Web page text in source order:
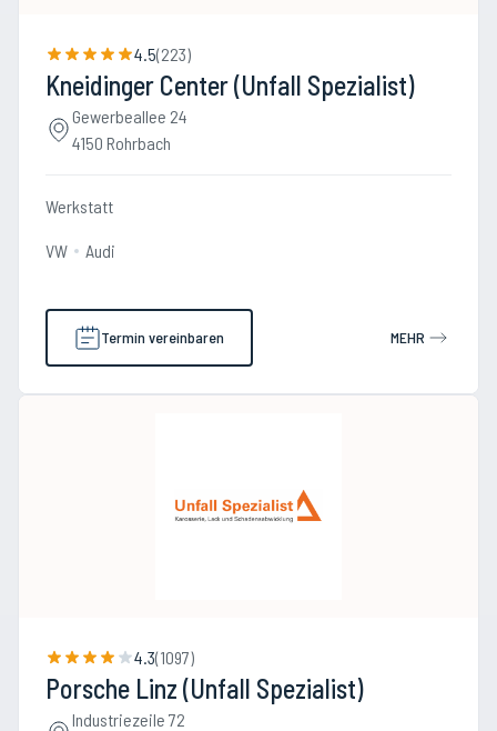
4.5(223)
Kneidinger Center (Unfall Spezialist)
Gewerbeallee 24
4150 Rohrbach
Werkstatt
VW Audi
Termin vereinbaren MEHR
4.3(1097)
Porsche Linz (Unfall Spezialist)
Industriezeile 72